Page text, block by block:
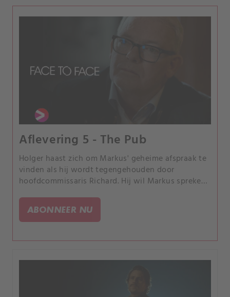
Aflevering 5 - The Pub
Holger haast zich om Markus' geheime afspraak te
vinden als hij wordt tegengehouden door
hoofdcommissaris Richard. Hij wil Markus spreken
Christina vermoordde.
ABONNEER NU